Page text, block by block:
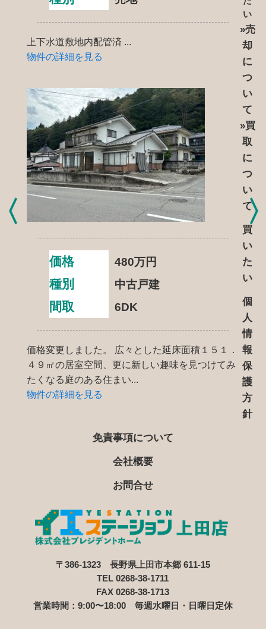
上下水道敷地内配管済 ...
物件の詳細を見る
価格 480万円
種別 中古戸建
間取 6DK
価格変更しました。 広々とした延床面積１５１．
４９㎡の居室空間、更に新しい趣味を見つけてみ
たくなる庭のある住まい...
物件の詳細を見る
い
»売
却
に
つ
い
て
»買
取
に
つ
い
て
買
い
た
い
個
人
情
報
保
護
方
針
免責事項について
会社概要
お問合せ
〒386-1323 長野県上田市本郷 611-15
TEL 0268-38-1711
FAX 0268-38-1713
営業時間：9:00〜18:00 毎週水曜日・日曜日定休